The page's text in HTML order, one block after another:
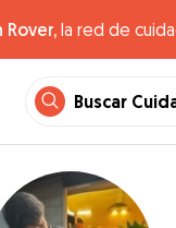
la red de
Buscar